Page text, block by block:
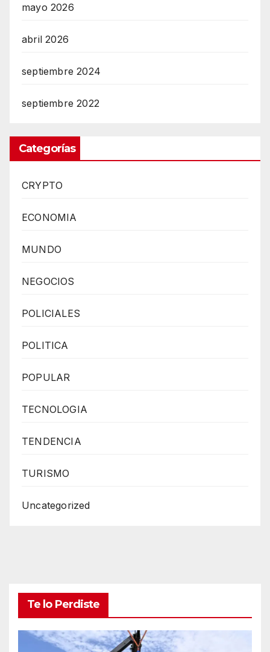
mayo 2026
abril 2026
septiembre 2024
septiembre 2022
Categorías
CRYPTO
ECONOMIA
MUNDO
NEGOCIOS
POLICIALES
POLITICA
POPULAR
TECNOLOGIA
TENDENCIA
TURISMO
Uncategorized
Te lo Perdiste